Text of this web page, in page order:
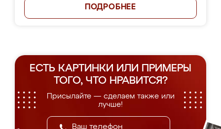
ПОДРОБНЕЕ
ЕСТЬ КАРТИНКИ ИЛИ ПРИМЕРЫ
ТОГО, ЧТО НРАВИТСЯ?
Присылайте — сделаем также или
лучше!